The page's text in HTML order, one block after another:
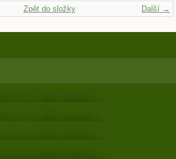
Další →
Zpět do složky